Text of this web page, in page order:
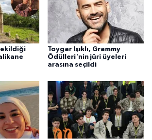
Toygar Işıklı, Grammy
Ödülleri'nin jüri üyeleri
arasına seçildi